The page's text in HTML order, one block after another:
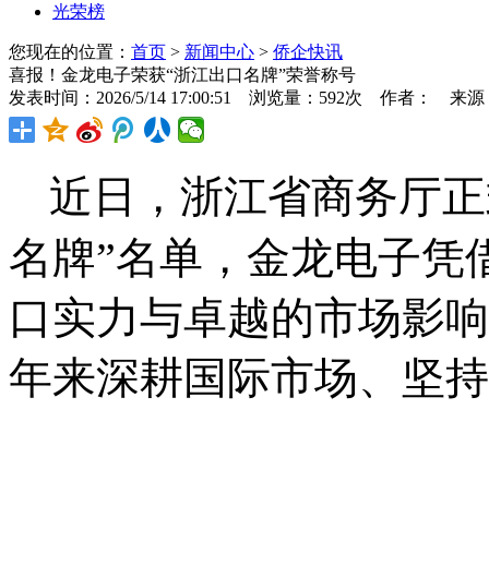
光荣榜
您现在的位置： 首页 > 新闻中心 > 侨企快讯
喜报！金龙电子荣获“浙江出口名牌”荣誉称号
发表时间：2026/5/14 17:00:51 浏览量：592次 作者： 来源
近日，浙江省商务厅
名牌”名单，金龙电子凭
口实力与卓越的市场影
年来深耕国际市场、坚